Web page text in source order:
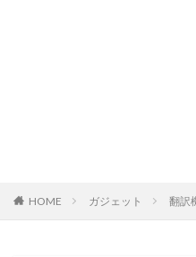
HOME ガジェット 翻訳